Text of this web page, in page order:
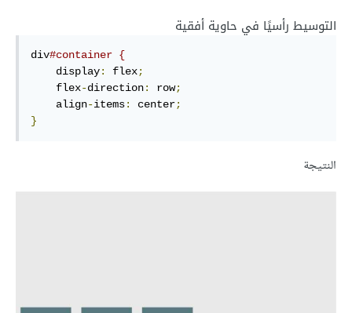
التوسيط رأسيًا في حاوية أفقية
div#container {
    display
: flex;
    flex
-direction: row;
    align
-items: center;
}
النتيجة